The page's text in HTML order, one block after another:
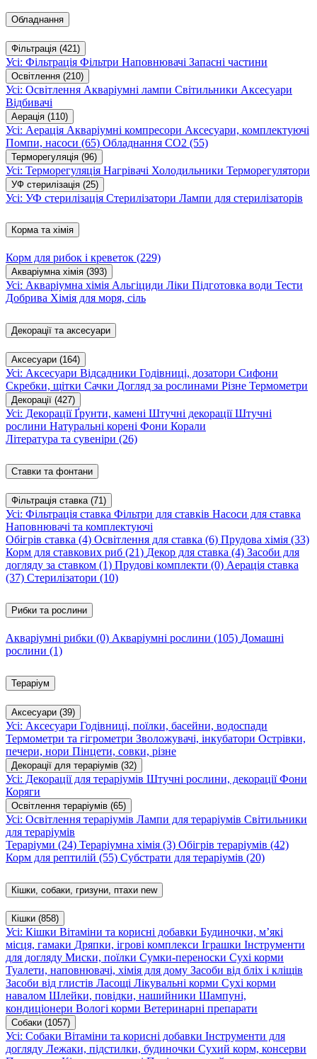
Обладнання
Фільтрація (421)
Усі: Фільтрація Фільтри Наповнювачі Запасні частини
Освітлення (210)
Усі: Освітлення Акваріумні лампи Світильники Аксесуари
Відбивачі
Аерація (110)
Усі: Аерація Акваріумні компресори Аксесуари, комплектуючі
Помпи, насоси (65) Обладнання CO2 (55)
Терморегуляція (96)
Усі: Терморегуляція Нагрівачі Холодильники Терморегулятори
УФ стерилізація (25)
Усі: УФ стерилізація Стерилізатори Лампи для стерилізаторів
Корма та хімія
Корм для рибок і креветок (229)
Акваріумна хімія (393)
Усі: Акваріумна хімія Альгіциди Ліки Підготовка води Тести
Добрива Хімія для моря, сіль
Декорації та аксесуари
Аксесуари (164)
Усі: Аксесуари Відсадники Годівниці, дозатори Сифони
Скребки, щітки Сачки Догляд за рослинами Різне Термометри
Декорації (427)
Усі: ДекораціїҐрунти, камені Штучні декораціїШтучні
рослини Натуральні корені Фони Корали
Література та сувеніри (26)
Ставки та фонтани
Фільтрація ставка (71)
Усі: Фільтрація ставка Фільтри для ставків Насоси для ставка
Наповнювачі та комплектуючі
Обігрів ставка (4) Освітлення для ставка (6) Прудова хімія (33)
Корм для ставкових риб (21) Декор для ставка (4) Засоби для
догляду за ставком (1) Прудові комплекти (0) Аерація ставка
(37) Стерилізатори (10)
Рибки та рослини
Акваріумні рибки (0) Акваріумні рослини (105) Домашні
рослини (1)
Тераріум
Аксесуари (39)
Усі: Аксесуари Годівниці, поїлки, басейни, водоспади
Термометри та гігрометри Зволожувачі, інкубатори Острівки,
печери, нори Пінцети, совки, різне
Декорації для тераріумів (32)
Усі: Декорації для тераріумів Штучні рослини, декораціїФони
Коряги
Освітлення тераріумів (65)
Усі: Освітлення тераріумів Лампи для тераріумів Світильники
для тераріумів
Тераріуми (24) Тераріумна хімія (3) Обігрів тераріумів (42)
Корм для рептилій (55) Субстрати для тераріумів (20)
Кішки, собаки, гризуни, птахи new
Кішки (858)
Усі: Кішки Вітаміни та корисні добавки Будиночки, м’які
місця, гамаки Дряпки, ігрові комплекси Іграшки Інструменти
для догляду Миски, поїлки Сумки-переноски Сухі корми
Туалети, наповнювачі, хімія для дому Засоби від бліх і кліщів
Засоби від глистів Ласощі Лікувальні корми Сухі корми
навалом Шлейки, повідки, нашийники Шампуні,
кондиціонери Вологі корми Ветеринарні препарати
Собаки (1057)
Усі: Собаки Вітаміни та корисні добавки Інструменти для
догляду Лежаки, підстилки, будиночки Сухий корм, консерви